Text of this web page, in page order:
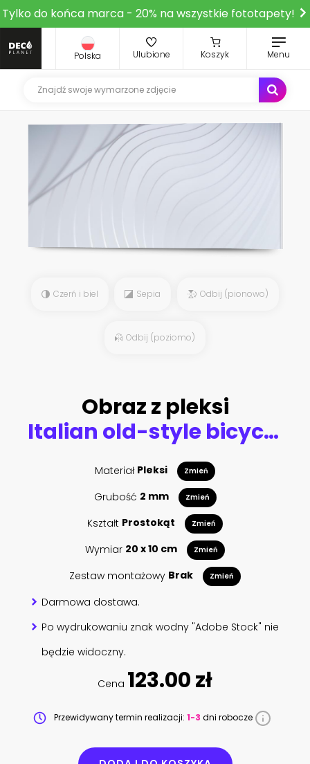
Tylko do końca marca - 20% na wszystkie fototapety!
Polska Ulubione Koszyk Menu
Czerń i biel Sepia Odbij (pionowo)
Odbij (poziomo)
Obraz z pleksi
Italian old-style bicycles in Lucca, Tuscany
Materiał Pleksi Zmień
Grubość 2 mm Zmień
Kształt Prostokąt Zmień
Wymiar 20 x 10 cm Zmień
Zestaw montażowy Brak Zmień
Darmowa dostawa.
Po wydrukowaniu znak wodny "Adobe Stock" nie
będzie widoczny.
Cena 123.00 zł
Przewidywany termin realizacji: 1-3 dni robocze